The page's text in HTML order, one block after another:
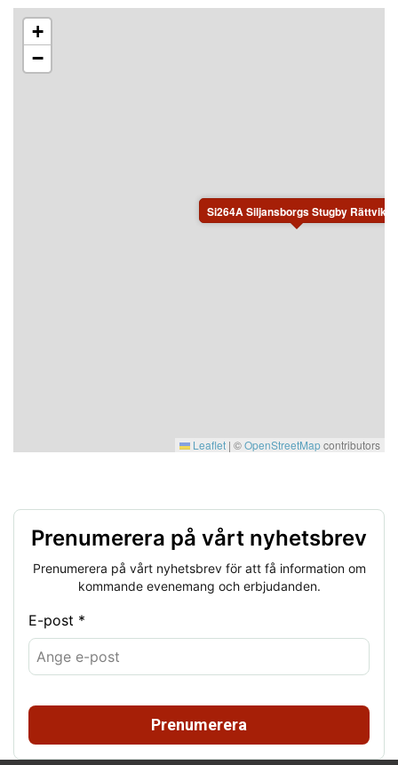
Si264A Siljansborgs Stugby Rättvik
+
−
Leaflet | ©OpenStreetMapcontributors
Prenumerera på vårt nyhetsbrev
Prenumerera på vårt nyhetsbrev för att få information om
kommande evenemang och erbjudanden.
E-post *
Prenumerera